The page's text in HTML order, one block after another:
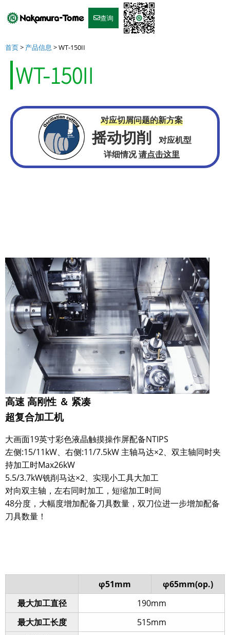
to
查询
首页> 产品信息 >WT-150II
WT-150II
对应切屑问题的新方案
摇动切削
对应机型
详细情况请点击这里
高速 高刚性 ＆ 紧凑
超复合加工机
大画面19英寸彩色液晶触摸操作屏配备NTIPS
左侧:15/11kW、右侧:11/7.5kW 主轴马达×2、双主轴同时夹
持加工时Max26kW
5.5/3.7kW铣削马达×2、实现小工具大加工
对向双主轴，左右同时加工，短缩加工时间
48分度，大幅度增加配备刀具数量，双刀位进一步增加配备
刀具数量！
φ51mm
φ65mm(op.)
最大加工直径
190mm
最大加工长度
515mm